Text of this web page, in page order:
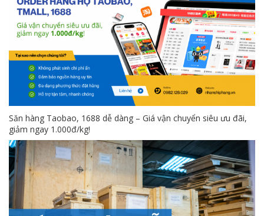
Săn hàng Taobao, 1688 dễ dàng – Giá vận chuyển siêu ưu đãi,
giảm ngay 1.000đ/kg!